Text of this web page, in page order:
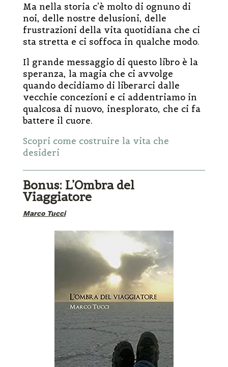
Ma nella storia c’è molto di ognuno di
noi, delle nostre delusioni, delle
frustrazioni della vita quotidiana che ci
sta stretta e ci soffoca in qualche modo.
Il grande messaggio di questo libro è la
speranza, la magia che ci avvolge
quando decidiamo di liberarci dalle
vecchie concezioni e ci addentriamo in
qualcosa di nuovo, inesplorato, che ci fa
battere il cuore.
Scopri come costruire la vita che
desideri
Bonus: L’Ombra del
Viaggiatore
Marco Tucci